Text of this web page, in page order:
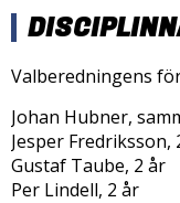
Valberedningens
Johan Hubner,
Jesper Fredriksson,
Gustaf Taube, 2 år
Per Lindell, 2 år